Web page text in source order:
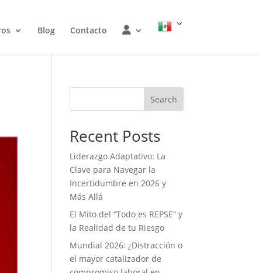
Blog Contacto W
O
Search
Recent Posts
Liderazgo Adaptativo: La
Clave para Navegar la
Incertidumbre en 2026 y
Más Allá
El Mito del “Todo es REPSE” y
la Realidad de tu Riesgo
Mundial 2026: ¿Distracción o
el mayor catalizador de